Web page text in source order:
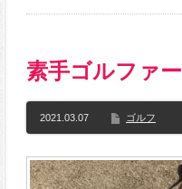
素手ゴルファー
2021.03.07 ゴルフ